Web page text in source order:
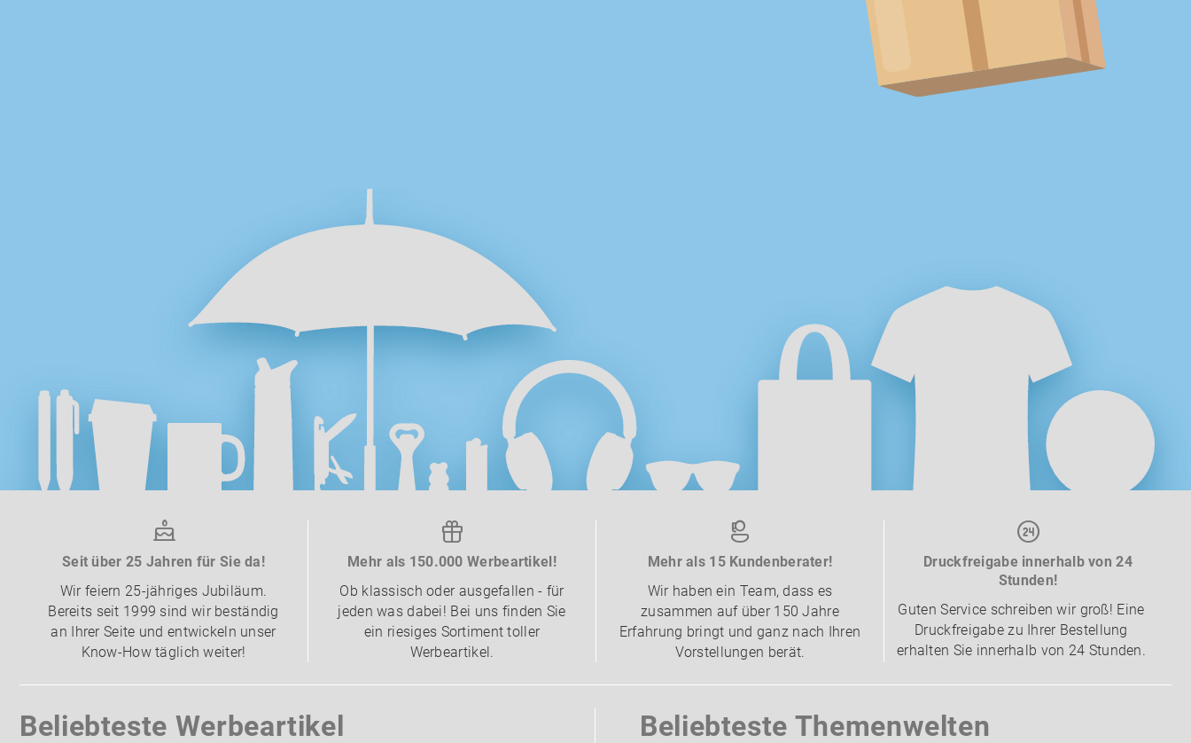
Seit über 25 Jahren für Sie da!
Wir feiern 25-jähriges Jubiläum.
Bereits seit 1999 sind wir beständig
an Ihrer Seite und entwickeln unser
Know-How täglich weiter!
Mehr als 150.000 Werbeartikel!
Ob klassisch oder ausgefallen - für
jeden was dabei! Bei uns finden Sie
ein riesiges Sortiment toller
Werbeartikel.
Mehr als 15 Kundenberater!
Wir haben ein Team, dass es
zusammen auf über 150 Jahre
Erfahrung bringt und ganz nach Ihren
Vorstellungen berät.
Druckfreigabe innerhalb von 24
Stunden!
Guten Service schreiben wir groß! Eine
Druckfreigabe zu Ihrer Bestellung
erhalten Sie innerhalb von 24 Stunden.
Beliebteste Werbeartikel Beliebteste Themenwelten